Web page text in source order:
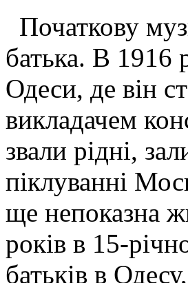
Початкову
батька. В 1916
Одеси, де він
викладачем
звали рідні,
піклуванні
ще непоказна
років в 15-
батьків в